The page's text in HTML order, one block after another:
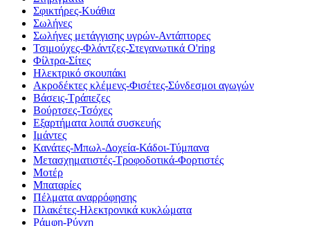
Σφικτήρες-Κυάθια
Σωλήνες
Σωλήνες μετάγγισης υγρών-Αντάπτορες
Τσιμούχες-Φλάντζες-Στεγανωτικά O'ring
Φίλτρα-Σίτες
Ηλεκτρικό σκουπάκι
Ακροδέκτες κλέμενς-Φισέτες-Σύνδεσμοι αγωγών
Βάσεις-Τράπεζες
Βούρτσες-Τσόχες
Εξαρτήματα λοιπά συσκευής
Ιμάντες
Κανάτες-Μπωλ-Δοχεία-Κάδοι-Τύμπανα
Μετασχηματιστές-Τροφοδοτικά-Φορτιστές
Μοτέρ
Μπαταρίες
Πέλματα αναρρόφησης
Πλακέτες-Ηλεκτρονικά κυκλώματα
Ράμφη-Ρύγχη